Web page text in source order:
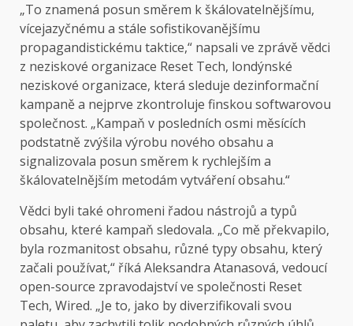
„To znamená posun směrem k škálovatelnějšímu,
vícejazyčnému a stále sofistikovanějšímu
propagandistickému taktice,“ napsali ve zprávě vědci
z neziskové organizace Reset Tech, londýnské
neziskové organizace, která sleduje dezinformační
kampaně a nejprve zkontroluje finskou softwarovou
společnost. „Kampaň v posledních osmi měsících
podstatně zvýšila výrobu nového obsahu a
signalizovala posun směrem k rychlejším a
škálovatelnějším metodám vytváření obsahu.“
Vědci byli také ohromeni řadou nástrojů a typů
obsahu, které kampaň sledovala. „Co mě překvapilo,
byla rozmanitost obsahu, různé typy obsahu, který
začali používat,“ říká Aleksandra Atanasová, vedoucí
open-source zpravodajství ve společnosti Reset
Tech, Wired. „Je to, jako by diverzifikovali svou